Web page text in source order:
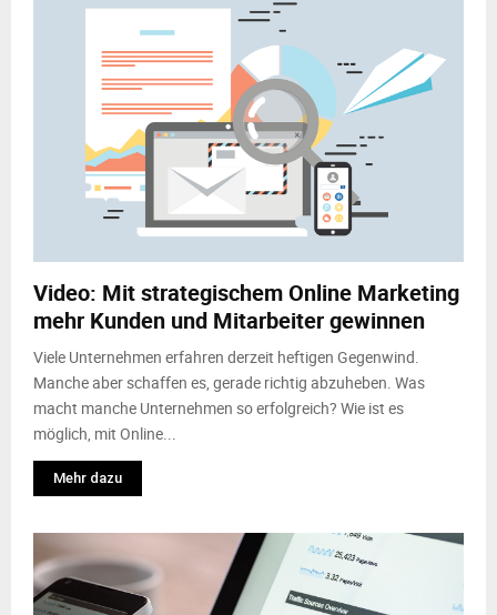
Video: Mit strategischem Online Marketing
mehr Kunden und Mitarbeiter gewinnen
Viele Unternehmen erfahren derzeit heftigen Gegenwind.
Manche aber schaffen es, gerade richtig abzuheben. Was
macht manche Unternehmen so erfolgreich? Wie ist es
möglich, mit Online...
Mehr dazu